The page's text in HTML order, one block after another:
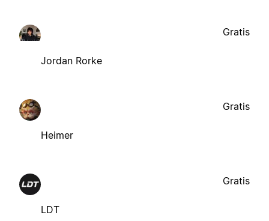
Jordan Rorke
Gratis
Heimer
Gratis
LDT
Gratis